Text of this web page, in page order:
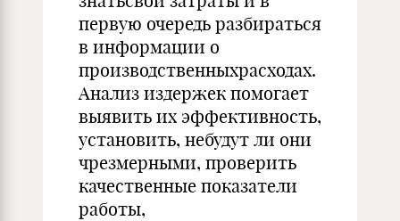
первую очередь разбираться
в информации о
производственныхрасходах.
Анализ издержек помогает
выявить их эффективность,
установить, небудут ли они
чрезмерными, проверить
качественные показатели
работы,